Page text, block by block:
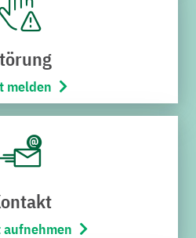
Alternative zu
zur
uns
melden